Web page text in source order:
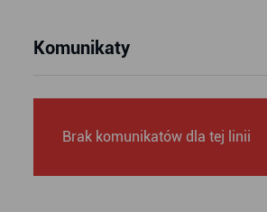
Komunikaty
Brak komunikatów dla tej linii